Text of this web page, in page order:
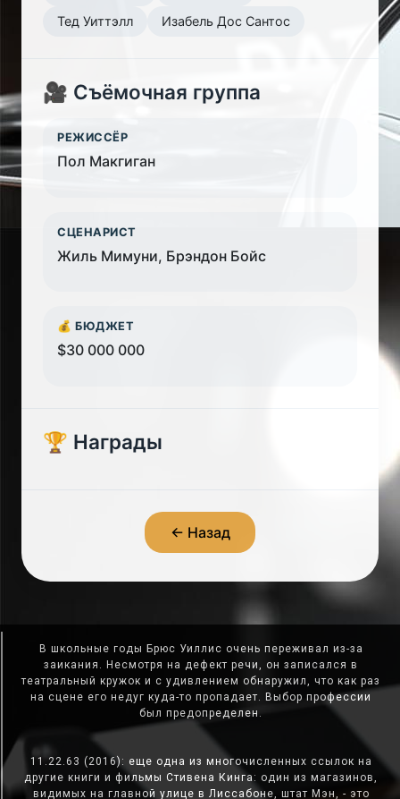
Тед Уиттэлл
Изабель Дос Сантос
🎥 Съёмочная группа
РЕЖИССЁР
Пол Макгиган
СЦЕНАРИСТ
Жиль Мимуни, Брэндон Бойс
💰 БЮДЖЕТ
$30 000 000
🏆 Награды
← Назад
В школьные годы Брюс Уиллис очень переживал из-за
заикания. Несмотря на дефект речи, он записался в
театральный кружок и с удивлением обнаружил, что как раз
на сцене его недуг куда-то пропадает. Выбор профессии
был предопределен.
11.22.63 (2016): еще одна из многочисленных ссылок на
другие книги и фильмы Стивена Кинга: один из магазинов,
видимых на главной улице в Лиссабоне, штат Мэн, - это